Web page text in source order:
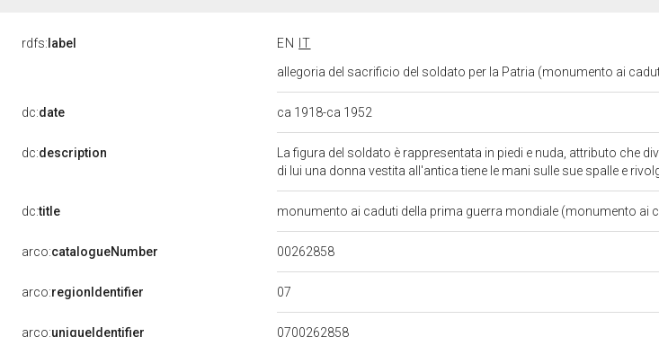
rdfs: label EN
IT
allegoria del sacrificio del soldato per la Patria (monumento ai
dc:date ca 1918-ca 1952
dc:description
La figura del soldato è rappresentata in piedi e nuda, attributo che
di lui una donna vestita all'antica tiene le mani sulle sue spalle e
dc:title monumento ai caduti della prima guerra mondiale (monumento ai
arco:catalogueNumber 00262858
arco:regionIdentifier 07
arco:uniqueIdentifier 0700262858